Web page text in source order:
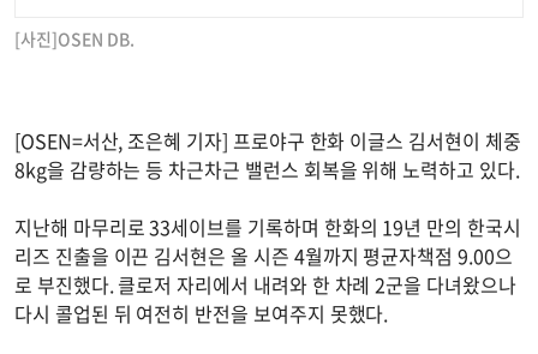
[사진]OSEN DB.
[OSEN=서산, 조은혜 기자] 프로야구 한화 이글스 김서현이 체중
8kg을 감량하는 등 차근차근 밸런스 회복을 위해 노력하고 있다.
지난해 마무리로 33세이브를 기록하며 한화의 19년 만의 한국시
리즈 진출을 이끈 김서현은 올 시즌 4월까지 평균자책점 9.00으
로 부진했다. 클로저 자리에서 내려와 한 차례 2군을 다녀왔으나
다시 콜업된 뒤 여전히 반전을 보여주지 못했다.